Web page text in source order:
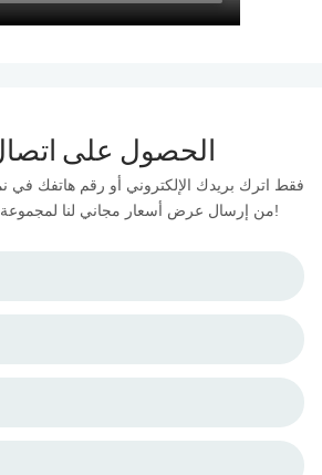
الحصول على
فقط اترك بريدك الإلكتروني أو رقم هاتفك في
من إرسال عرض أسعار مجاني لنا لمجموعة واسعة من التصاميم!